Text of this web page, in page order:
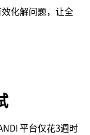
化解问题，让全
平台仅花3週时